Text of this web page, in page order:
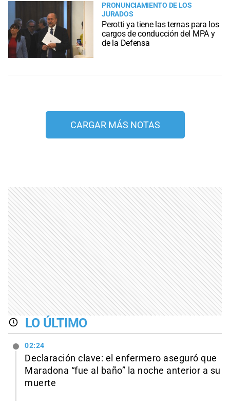
PRONUNCIAMIENTO DE LOS
JURADOS
Perotti ya tiene las ternas para los
cargos de conducción del MPA y
de la Defensa
CARGAR MÁS NOTAS
LO ÚLTIMO
02:24
Declaración clave: el enfermero aseguró que
Maradona “fue al baño” la noche anterior a su
muerte